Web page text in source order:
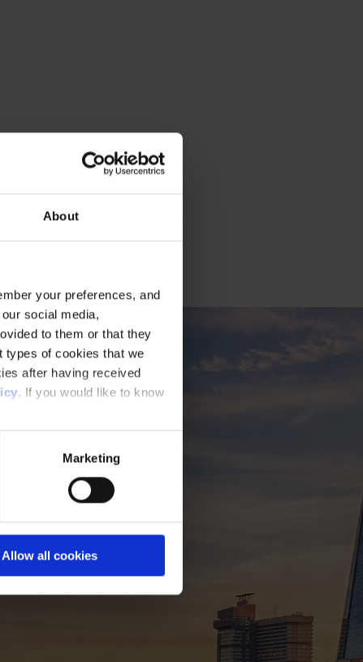
About
your preferences, and
social media,
to them or that they
types of cookies that we
after having received
. If you would like to know
Marketing
Allow all cookies